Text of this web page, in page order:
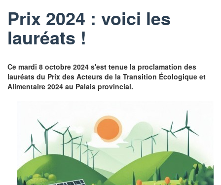
Prix 2024 : voici les
lauréats !
Ce mardi 8 octobre 2024 s'est tenue la proclamation des
lauréats du Prix des Acteurs de la Transition Écologique et
Alimentaire 2024 au Palais provincial.